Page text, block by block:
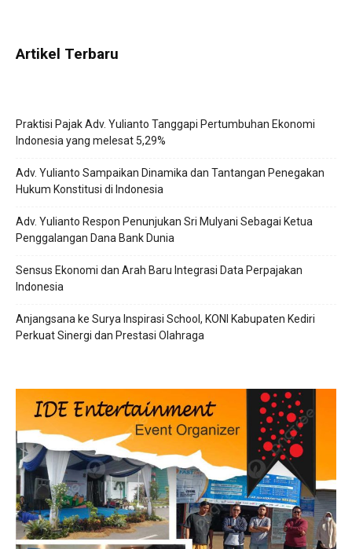
Artikel Terbaru
Praktisi Pajak Adv. Yulianto Tanggapi Pertumbuhan Ekonomi
Indonesia yang melesat 5,29%
Adv. Yulianto Sampaikan Dinamika dan Tantangan Penegakan
Hukum Konstitusi di Indonesia
Adv. Yulianto Respon Penunjukan Sri Mulyani Sebagai Ketua
Penggalangan Dana Bank Dunia
Sensus Ekonomi dan Arah Baru Integrasi Data Perpajakan
Indonesia
Anjangsana ke Surya Inspirasi School, KONI Kabupaten Kediri
Perkuat Sinergi dan Prestasi Olahraga